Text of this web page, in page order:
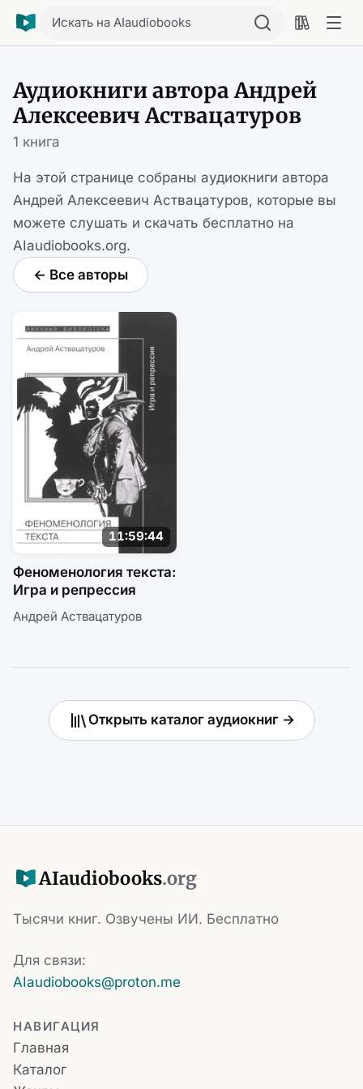
Искать на AIaudiobooks
Аудиокниги автора Андрей
Алексеевич Аствацатуров
1 книга
На этой странице собраны аудиокниги автора
Андрей Алексеевич Аствацатуров, которые вы
можете слушать и скачать бесплатно на
AIaudiobooks.org.
← Все авторы
11:59:44
Феноменология текста:
Игра и репрессия
Андрей Аствацатуров
Открыть каталог аудиокниг →
AIaudiobooks.org
Тысячи книг. Озвучены ИИ. Бесплатно
Для связи:
AIaudiobooks@proton.me
НАВИГАЦИЯ
Главная
Каталог